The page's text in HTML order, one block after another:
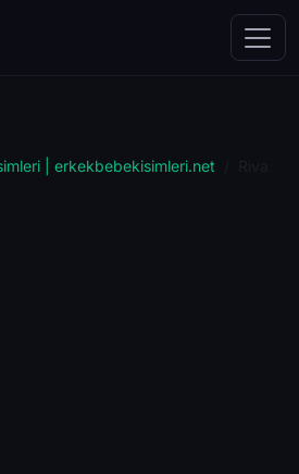
| erkekbebekisimleri.net